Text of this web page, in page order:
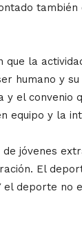
la
humano y
el
equipo y la
jóvenes
El
deporte